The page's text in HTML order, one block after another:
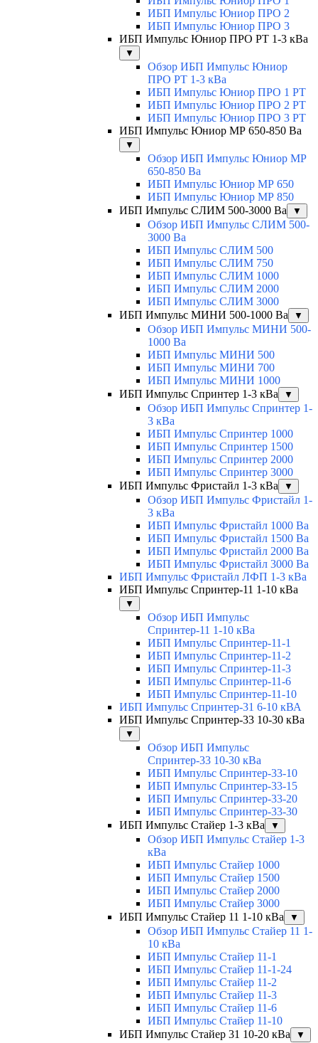
ИБП Импульс Юниор ПРО 2
ИБП Импульс Юниор ПРО 3
ИБП Импульс Юниор ПРО РТ 1-3 кВа
▼
Обзор ИБП Импульс Юниор
ПРО РТ 1-3 кВа
ИБП Импульс Юниор ПРО 1 РТ
ИБП Импульс Юниор ПРО 2 РТ
ИБП Импульс Юниор ПРО 3 РТ
ИБП Импульс Юниор МР 650-850 Ва
▼
Обзор ИБП Импульс Юниор МР
650-850 Ва
ИБП Импульс Юниор МР 650
ИБП Импульс Юниор МР 850
ИБП Импульс СЛИМ 500-3000 Ва
▼
Обзор ИБП Импульс СЛИМ 500-
3000 Ва
ИБП Импульс СЛИМ 500
ИБП Импульс СЛИМ 750
ИБП Импульс СЛИМ 1000
ИБП Импульс СЛИМ 2000
ИБП Импульс СЛИМ 3000
ИБП Импульс МИНИ 500-1000 Ва
▼
Обзор ИБП Импульс МИНИ 500-
1000 Ва
ИБП Импульс МИНИ 500
ИБП Импульс МИНИ 700
ИБП Импульс МИНИ 1000
ИБП Импульс Спринтер 1-3 кВа
▼
Обзор ИБП Импульс Спринтер 1-
3 кВа
ИБП Импульс Спринтер 1000
ИБП Импульс Спринтер 1500
ИБП Импульс Спринтер 2000
ИБП Импульс Спринтер 3000
ИБП Импульс Фристайл 1-3 кВа
▼
Обзор ИБП Импульс Фристайл 1-
3 кВа
ИБП Импульс Фристайл 1000 Ва
ИБП Импульс Фристайл 1500 Ва
ИБП Импульс Фристайл 2000 Ва
ИБП Импульс Фристайл 3000 Ва
ИБП Импульс Фристайл ЛФП 1-3 кВа
ИБП Импульс Спринтер-11 1-10 кВа
▼
Обзор ИБП Импульс
Спринтер-11 1-10 кВа
ИБП Импульс Спринтер-11-1
ИБП Импульс Спринтер-11-2
ИБП Импульс Спринтер-11-3
ИБП Импульс Спринтер-11-6
ИБП Импульс Спринтер-11-10
ИБП Импульс Спринтер-31 6-10 кВА
ИБП Импульс Спринтер-33 10-30 кВа
▼
Обзор ИБП Импульс
Спринтер-33 10-30 кВа
ИБП Импульс Спринтер-33-10
ИБП Импульс Спринтер-33-15
ИБП Импульс Спринтер-33-20
ИБП Импульс Спринтер-33-30
ИБП Импульс Стайер 1-3 кВа
▼
Обзор ИБП Импульс Стайер 1-3
кВа
ИБП Импульс Стайер 1000
ИБП Импульс Стайер 1500
ИБП Импульс Стайер 2000
ИБП Импульс Стайер 3000
ИБП Импульс Стайер 11 1-10 кВа
▼
Обзор ИБП Импульс Стайер 11 1-
10 кВа
ИБП Импульс Стайер 11-1
ИБП Импульс Стайер 11-1-24
ИБП Импульс Стайер 11-2
ИБП Импульс Стайер 11-3
ИБП Импульс Стайер 11-6
ИБП Импульс Стайер 11-10
ИБП Импульс Стайер 31 10-20 кВа
▼